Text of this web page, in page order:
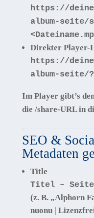
https://
album-seite/
Direkter Player-
https://
album-seite/
Im Player gibt’s
die /share-URL in
SEO &
Metadaten
Title
Titel –
(z. B. „Alphorn
nuonu |